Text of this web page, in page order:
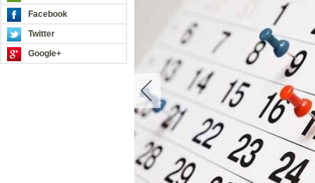
Facebook
Twitter
Google+